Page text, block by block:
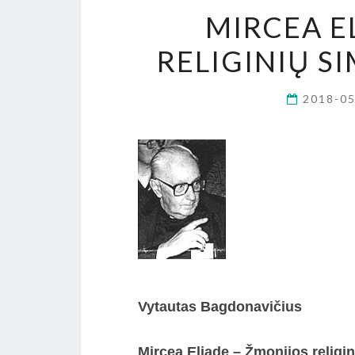
MIRCEA
RELIGINIŲ
2018-
Vytautas Bagdonavičius
Mircea Eliade – Žmonijos